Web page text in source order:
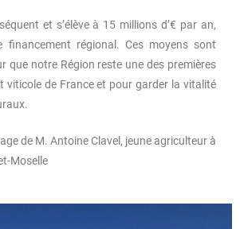
et s’élève à 15 millions d’€ par an,
régional. Ces moyens sont
que notre Région reste une des premières
viticole de France et pour garder la vitalité
de M. Antoine Clavel, jeune agriculteur à
Moselle